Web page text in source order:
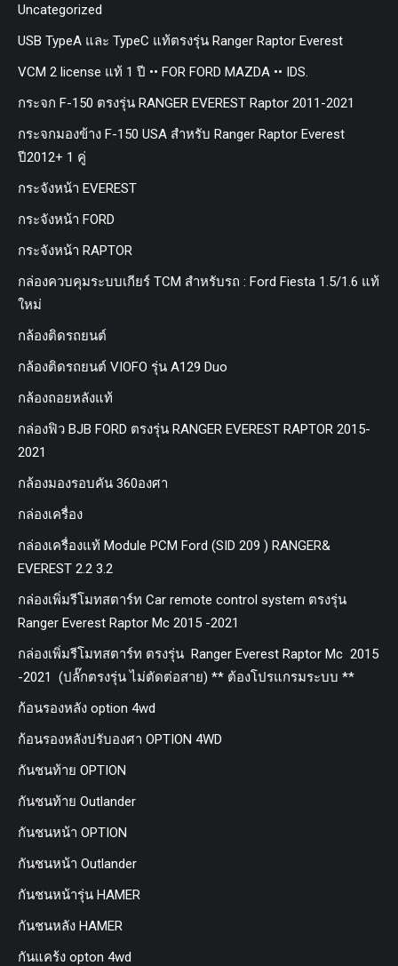
Uncategorized
USB TypeA และ TypeC แท้ตรงรุ่น Ranger Raptor Everest
VCM 2 license แท้ 1 ปี •• FOR FORD MAZDA •• IDS.
กระจก F-150 ตรงรุ่น RANGER EVEREST Raptor 2011-2021
กระจกมองข้าง F-150 USA สำหรับ Ranger Raptor Everest
ปี2012+ 1 คู่
กระจังหน้า EVEREST
กระจังหน้า FORD
กระจังหน้า RAPTOR
กล่องควบคุมระบบเกียร์ TCM สำหรับรถ : Ford Fiesta 1.5/1.6 แท้
ใหม่
กล้องติดรถยนต์
กล้องติดรถยนต์ VIOFO รุ่น A129 Duo
กล้องถอยหลังแท้
กล่องฟิว BJB FORD ตรงรุ่น RANGER EVEREST RAPTOR 2015-
2021
กล้องมองรอบคัน 360องศา
กล่องเครื่อง
กล่องเครื่องแท้ Module PCM Ford (SID 209 ) RANGER&
EVEREST 2.2 3.2
กล่องเพิ่มรีโมทสตาร์ท Car remote control system ตรงรุ่น
Ranger Everest Raptor Mc 2015 -2021
กล่องเพิ่มรีโมทสตาร์ท ตรงรุ่น Ranger Everest Raptor Mc 2015
-2021 (ปลั๊กตรงรุ่น ไม่ตัดต่อสาย) ** ต้องโปรแกรมระบบ **
ก้อนรองหลัง option 4wd
ก้อนรองหลังปรับองศา OPTION 4WD
กันชนท้าย OPTION
กันชนท้าย Outlander
กันชนหน้า OPTION
กันชนหน้า Outlander
กันชนหน้ารุ่น HAMER
กันชนหลัง HAMER
กันแคร้ง opton 4wd